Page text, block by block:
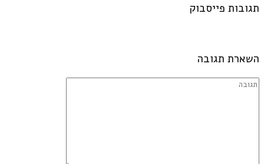
תגובות פייסבוק
השארת תגובה